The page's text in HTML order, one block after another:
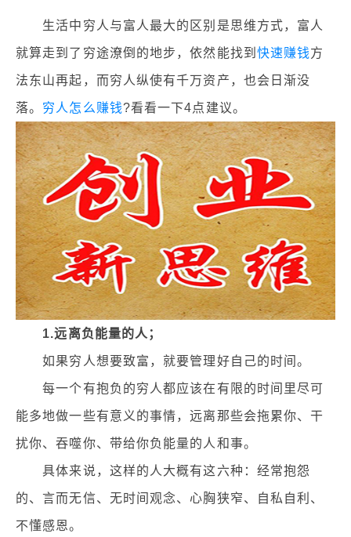
生活中穷人与富人最大的区别是思维方式，富人
就算走到了穷途潦倒的地步，依然能找到 快速赚钱方
法东山再起，而穷人纵使有千万资产，也会日渐没
落。 穷人怎么赚钱?看看一下4点建议。
1.远离负能量的人；
如果穷人想要致富，就要管理好自己的时间。
每一个有抱负的穷人都应该在有限的时间里尽可
能多地做一些有意义的事情，远离那些会拖累你、干
扰你、吞噬你、带给你负能量的人和事。
具体来说，这样的人大概有这六种：经常抱怨
的、言而无信、无时间观念、心胸狭窄、自私自利、
不懂感恩。